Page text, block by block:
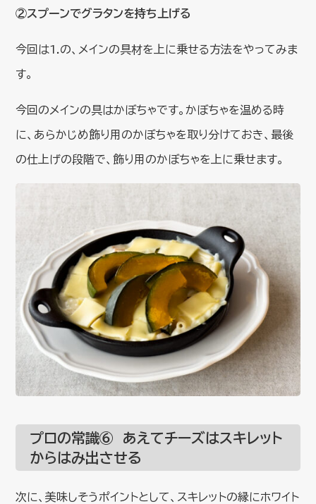
②スプーンでグラタンを持ち上げる
今回は1.の、メインの具材を上に乗せる方法をやってみま
す。
今回のメインの具はかぼちゃです。かぼちゃを温める時
に、あらかじめ飾り用のかぼちゃを取り分けておき、最後
の仕上げの段階で、飾り用のかぼちゃを上に乗せます。
プロの常識⑥ あえてチーズはスキレット
からはみ出させる
次に、美味しそうポイントとして、スキレットの縁にホワイト